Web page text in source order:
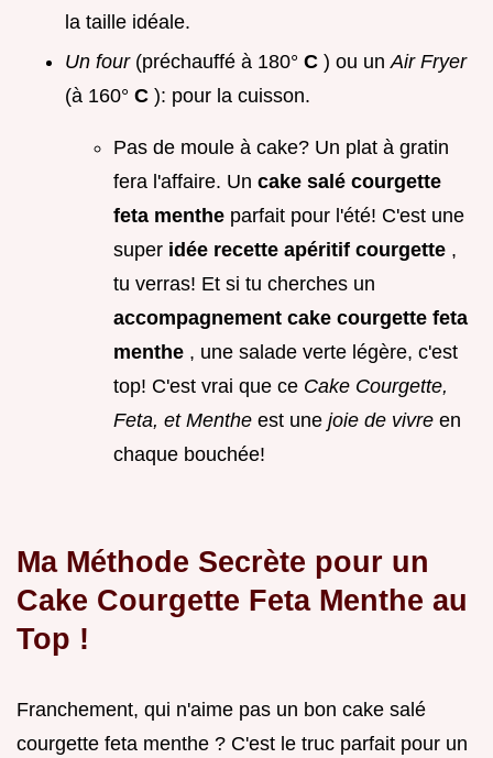
la taille idéale.
Un four (préchauffé à 180° C ) ou unAir Fryer
(à 160° C ): pour la cuisson.
Pas de moule à cake? Un plat à gratin
fera l'affaire. Un cake salé courgette
feta menthe parfait pour l'été! C'est une
super idée recette apéritif courgette ,
tu verras! Et si tu cherches un
accompagnement cake courgette feta
menthe , une salade verte légère, c'est
top! C'est vrai que ce Cake Courgette,
Feta, et Menthe est une joie de vivre en
chaque bouchée!
Ma Méthode Secrète pour un
Cake Courgette Feta Menthe au
Top !
Franchement, qui n'aime pas un bon cake salé
courgette feta menthe ? C'est le truc parfait pour un